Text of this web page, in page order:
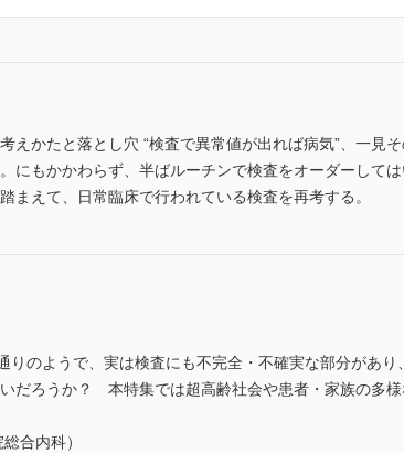
かたと落とし穴 “検査で異常値が出れば病気”、一見
にもかかわらず、半ばルーチンで検査をオーダーし
まえて、日常臨床で行われている検査を再考する。
りのようで、実は検査にも不完全・不確実な部分があ
だろうか？ 本特集では超高齢社会や患者・家族の多
合内科）